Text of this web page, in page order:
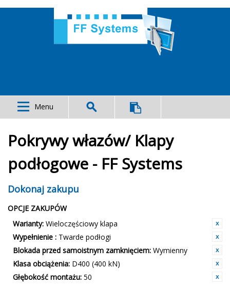
Menu
Pokrywy włazów/ Klapy
podłogowe - FF Systems
Dokonaj zakupu
OPCJE ZAKUPÓW
Warianty: Wieloczęściowy klapa
Wypełnienie : Twarde podłogi
Blokada przed samoistnym zamknięciem: Wymienny
Klasa obciążenia: D400 (400 kN)
Głębokość montażu: 50